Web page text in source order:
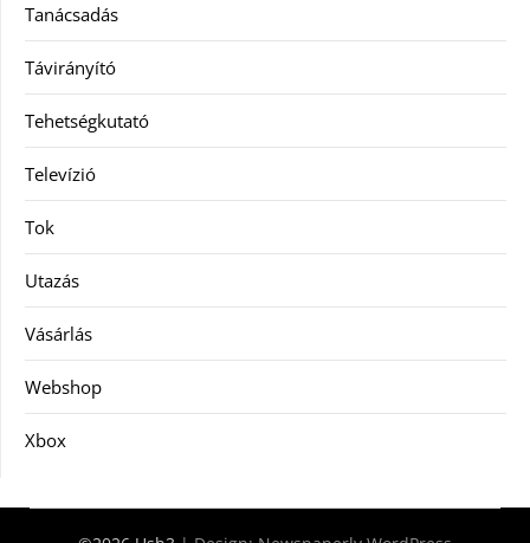
Tanácsadás
Távirányító
Tehetségkutató
Televízió
Tok
Utazás
Vásárlás
Webshop
Xbox